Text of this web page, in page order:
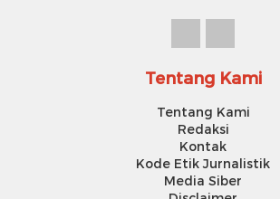
Tentang Kami
Tentang Kami
Redaksi
Kontak
Kode Etik Jurnalistik
Media Siber